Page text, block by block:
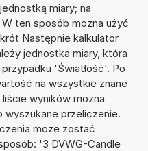
miary; na
ten sposób można użyć
Następnie kalkulator
jednostka miary, która
'Światłość'. Po
na wszystkie znane
wyników można
przeliczenie.
może zostać
'3 DVWG-Candle